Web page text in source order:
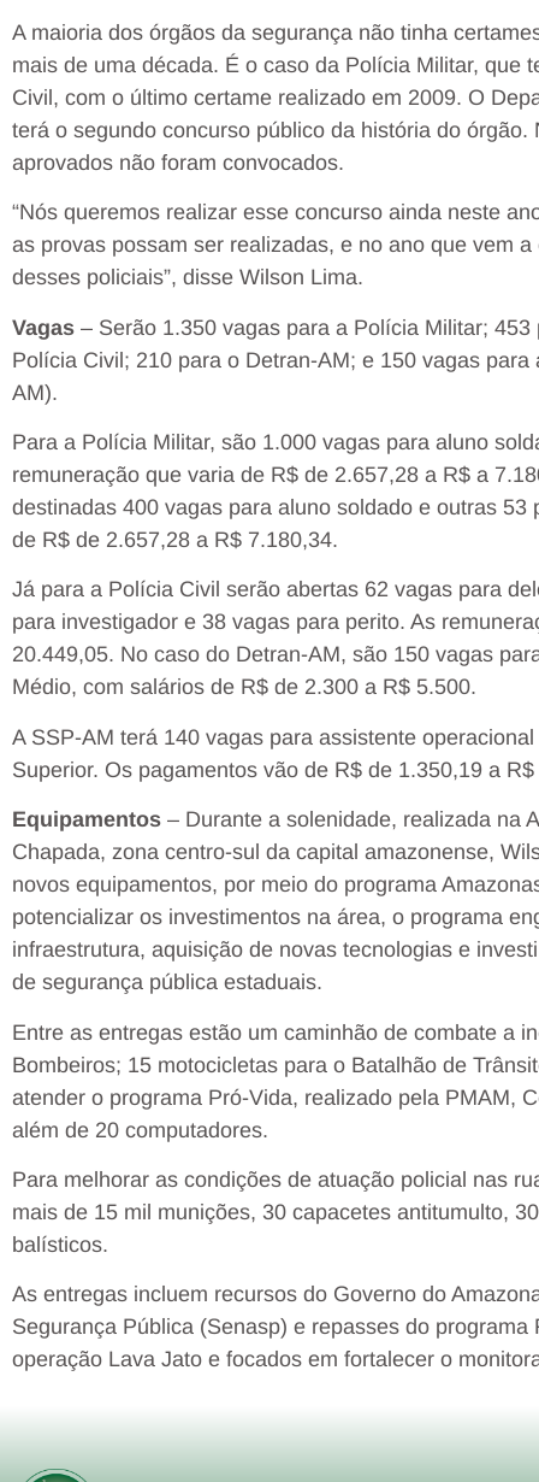
A maioria dos órgãos da segurança não tinha
mais de uma década. É o caso da Polícia Militar, que
Civil, com o último certame realizado em 2009. O
terá o segundo concurso público da história do
aprovados não foram convocados.
“Nós queremos realizar esse concurso ainda neste
as provas possam ser realizadas, e no ano que vem
desses policiais”, disse Wilson Lima.
Vagas – Serão 1.350 vagas para a Polícia Militar;
Polícia Civil; 210 para o Detran-AM; e 150 vagas
AM).
Para a Polícia Militar, são 1.000 vagas para aluno
remuneração que varia de R$ de 2.657,28 a R$ a
destinadas 400 vagas para aluno soldado e outras
de R$ de 2.657,28 a R$ 7.180,34.
Já para a Polícia Civil serão abertas 62 vagas para
para investigador e 38 vagas para perito. As
20.449,05. No caso do Detran-AM, são 150 vagas
Médio, com salários de R$ de 2.300 a R$ 5.500.
A SSP-AM terá 140 vagas para assistente
Superior. Os pagamentos vão de R$ de 1.350,19 a
Equipamentos – Durante a solenidade, realizada na
Chapada, zona centro-sul da capital amazonense,
novos equipamentos, por meio do programa
potencializar os investimentos na área, o programa
infraestrutura, aquisição de novas tecnologias e
de segurança pública estaduais.
Entre as entregas estão um caminhão de combate a
Bombeiros; 15 motocicletas para o Batalhão de
atender o programa Pró-Vida, realizado pela PMAM,
além de 20 computadores.
Para melhorar as condições de atuação policial nas
mais de 15 mil munições, 30 capacetes antitumulto,
balísticos.
As entregas incluem recursos do Governo do
Segurança Pública (Senasp) e repasses do
operação Lava Jato e focados em fortalecer o